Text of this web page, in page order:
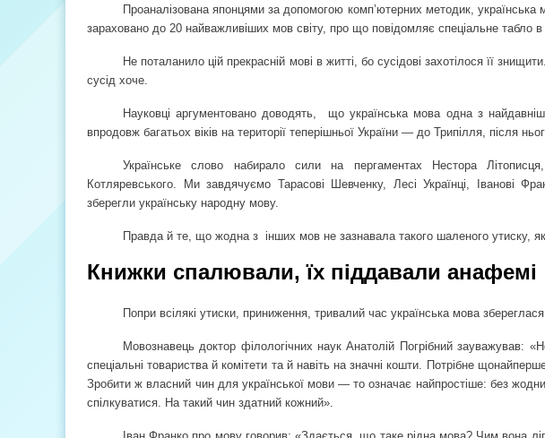
Проаналізована японцями за допомогою комп’ютерних методик, українська
зараховано до 20 найважливіших мов світу, про що повідомляє спеціальне табло в
Не поталанило цій прекрасній мові в житті, бо сусідові захотілося її
сусід хоче.
Науковці аргументовано доводять,
що українська мова одна з
впродовж багатьох віків на території теперішньої України — до Трипілля, після
Українське слово набирало сили на пергаментах Нестора
Котляревського. Ми завдячуємо Тарасові Шевченку, Лесі Українці, Іванові
зберегли українську народну мову.
Правда й те, що жодна з інших мов не зазнавала такого шаленого утиску,
Книжки спалювали, їх піддавали анафемі
Попри всілякі утиски, приниження, тривалий час українська мова
Мовознавець доктор філологічних наук Анатолій Погрібний зауважував:
спеціальні товариства й комітети та й навіть на значні кошти. Потрібне
Зробити ж власний чин для української мови — то означає найпростіше: без
спілкуватися. На такий чин здатний кожний».